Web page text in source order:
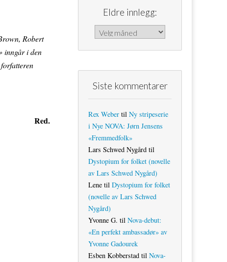
Robert
inngår i den
Red.
Eldre innlegg:
Eldre innlegg:
Siste kommentarer
Rex Weber til Ny stripeserie
i Nye NOVA: Jørn Jensens
«Fremmedfolk»
Lars Schwed Nygård til
Dystopium for folket (novelle
av Lars Schwed Nygård)
Lene til Dystopium for folket
(novelle av Lars Schwed
Nygård)
Yvonne G. til Nova-debut:
«En perfekt ambassadør» av
Yvonne Gadourek
Esben Kobberstad til Nova-